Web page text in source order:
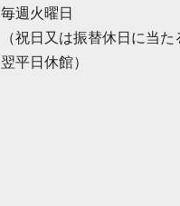
毎週火曜日
（祝日又は振替休日に当た
翌平日休館）